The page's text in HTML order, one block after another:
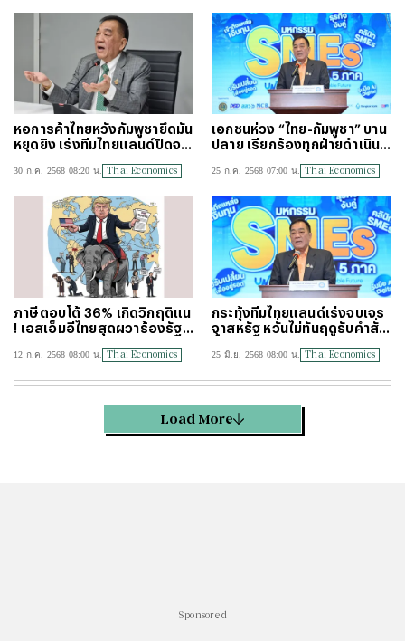
หอการค้าไทยหวังกัมพูชายึดมั่น
หยุดยิง เร่งทีมไทยแลนด์ปิดจบ
30 ก.ค. 2568 08:20 น. Thai Economics
เอกชนห่วง “ไทย-กัมพูชา” บาน
ปลาย เรียกร้องทุกฝ่ายดำเนินก
ร็ว
25 ก.ค. 2568 07:00 น. Thai Economics
ภาษีตอบโต้ 36% เกิดวิกฤติแน
่! เอสเอ็มอีไทยสุดผวาร้องรัฐบ
12 ก.ค. 2568 08:00 น. Thai Economics
กระทุ้งทีมไทยแลนด์เร่งจบเจร
จาสหรัฐ หวั่นไม่ทันฤดูรับคำสั่ง
25 มิ.ย. 2568 08:00 น. Thai Economics
Load More
Sponsored